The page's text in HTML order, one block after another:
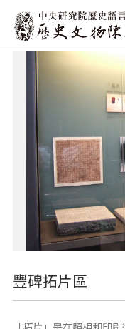
:::
:::
豐碑拓片區